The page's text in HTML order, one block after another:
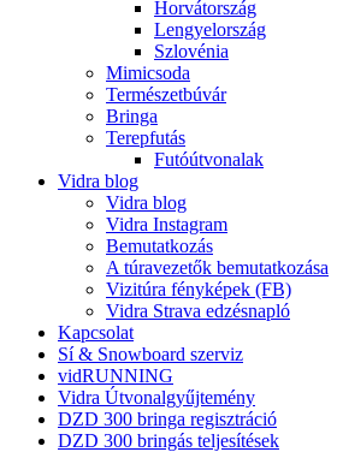
Horvátország
Lengyelország
Szlovénia
Mimicsoda
Természetbúvár
Bringa
Terepfutás
Futóútvonalak
Vidra blog
Vidra blog
Vidra Instagram
Bemutatkozás
A túravezetők bemutatkozása
Vizitúra fényképek (FB)
Vidra Strava edzésnapló
Kapcsolat
Sí & Snowboard szerviz
vidRUNNING
Vidra Útvonalgyűjtemény
DZD 300 bringa regisztráció
DZD 300 bringás teljesítések